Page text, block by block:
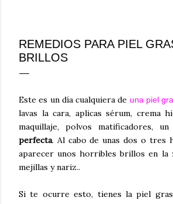
REMEDIOS PARA PIEL
BRILLOS
Este es un día cualquiera de una piel
lavas la cara, aplicas sérum, crema
maquillaje, polvos matificadores,
perfecta. Al cabo de unas dos o tres
aparecer unos horribles brillos en la
mejillas y nariz..
Si te ocurre esto, tienes la piel